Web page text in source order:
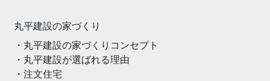
丸平建設の家づくり
丸平建設の家づくりコンセプト
丸平建設が選ばれる理由
注文住宅